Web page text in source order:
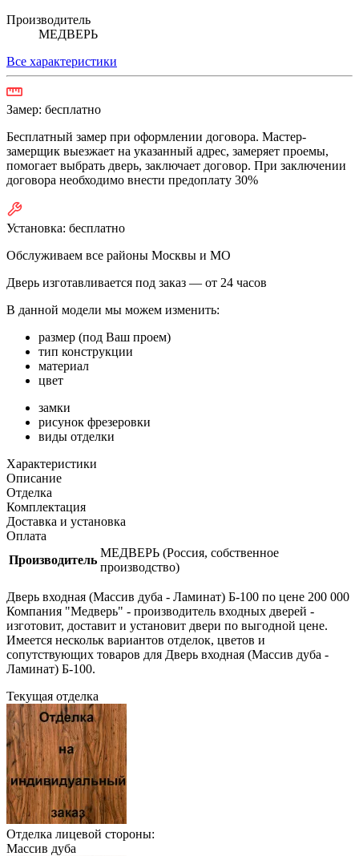
Производитель
МЕДВЕРЬ
Все характеристики
Замер: бесплатно
Бесплатный замер при оформлении договора. Мастер-
замерщик выезжает на указанный адрес, замеряет проемы,
помогает выбрать дверь, заключает договор. При заключении
договора необходимо внести предоплату 30%
Установка: бесплатно
Обслуживаем все районы Москвы и МО
Дверь изготавливается под заказ — от 24 часов
В данной модели мы можем изменить:
размер (под Ваш проем)
тип конструкции
материал
цвет
замки
рисунок фрезеровки
виды отделки
Характеристики
Описание
Отделка
Комплектация
Доставка и установка
Оплата
Производитель
МЕДВЕРЬ (Россия, собственное
производство)
Дверь входная (Массив дуба - Ламинат) Б-100 по цене 200 000
Компания "Медверь" - производитель входных дверей -
изготовит, доставит и установит двери по выгодной цене.
Имеется нескольк вариантов отделок, цветов и
сопутствующих товаров для Дверь входная (Массив дуба -
Ламинат) Б-100.
Текущая отделка
Отделка лицевой стороны:
Массив дуба